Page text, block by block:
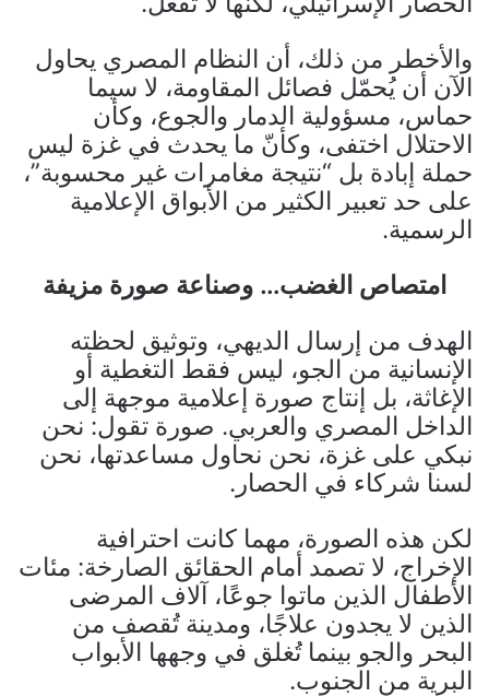
والأخطر من ذلك، أن النظام المصري يحاول
الآن أن يُحمّل فصائل المقاومة، لا سيما
حماس، مسؤولية الدمار والجوع، وكأن
الاحتلال اختفى، وكأنّ ما يحدث في غزة ليس
حملة إبادة بل “نتيجة مغامرات غير محسوبة”،
على حد تعبير الكثير من الأبواق الإعلامية
الرسمية.
امتصاص الغضب… وصناعة صورة مزيفة
الهدف من إرسال الديهي، وتوثيق لحظته
الإنسانية من الجو، ليس فقط التغطية أو
الإغاثة، بل إنتاج صورة إعلامية موجهة إلى
الداخل المصري والعربي. صورة تقول: نحن
نبكي على غزة، نحن نحاول مساعدتها، نحن
لسنا شركاء في الحصار.
لكن هذه الصورة، مهما كانت احترافية
الإخراج، لا تصمد أمام الحقائق الصارخة: مئات
الأطفال الذين ماتوا جوعًا، آلاف المرضى
الذين لا يجدون علاجًا، ومدينة تُقصف من
البحر والجو بينما تُغلق في وجهها الأبواب
البرية من الجنوب.